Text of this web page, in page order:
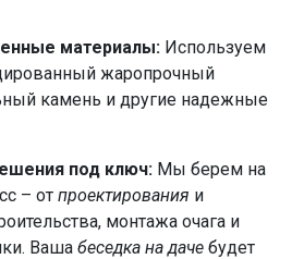
материалы: Используем
жаропрочный
камень и другие надежные
под ключ: Мы берем на
– от проектирования и
монтажа очага и
Ваша беседка на даче будет